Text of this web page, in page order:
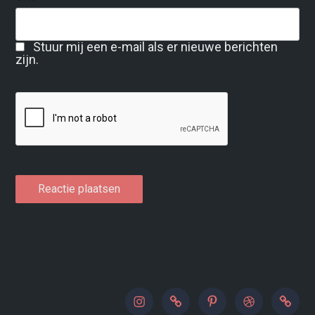
Stuur mij een e-mail als er nieuwe berichten
zijn.
instagram500px pinterest dribbblepaypal